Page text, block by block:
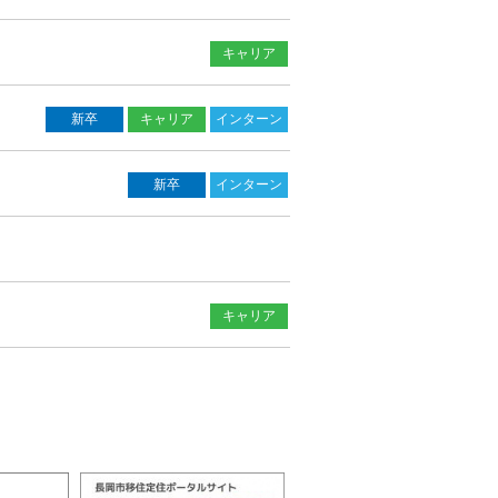
キャリア
新卒 キャリア インターン
新卒 インターン
キャリア